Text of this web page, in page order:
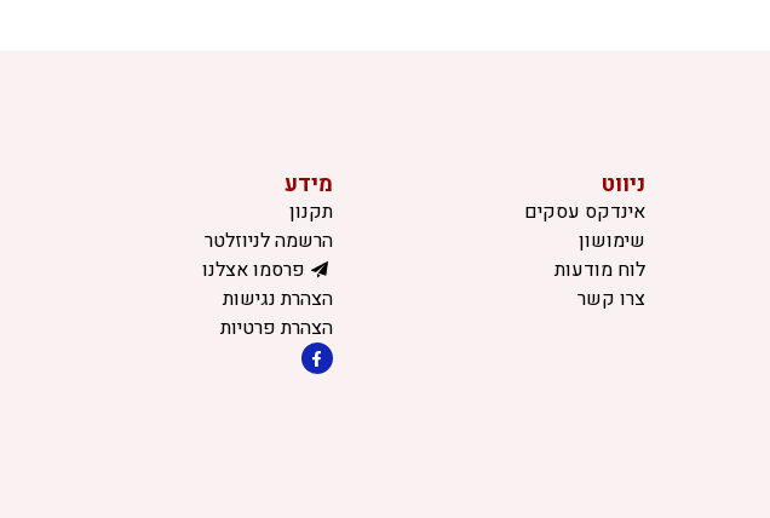
ניווט
אינדקס עסקים
שימושון
לוח מודעות
צרו קשר
מידע
תקנון
הרשמה לניוזלטר
פרסמו אצלנו
הצהרת נגישות
הצהרת פרטיות